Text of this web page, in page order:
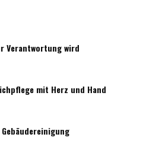
Verantwortung wird
mit Herz und Hand